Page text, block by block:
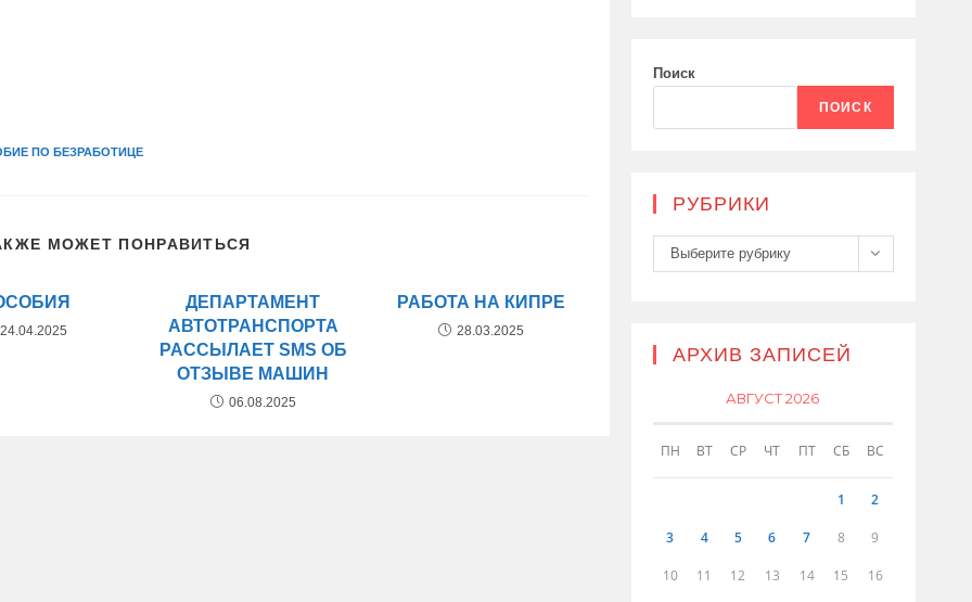
ПО БЕЗРАБОТИЦЕ
МОЖЕТ ПОНРАВИТЬСЯ
24.04.2025
ДЕПАРТАМЕНТ
АВТОТРАНСПОРТА
РАССЫЛАЕТ SMS ОБ
ОТЗЫВЕ МАШИН
06.08.2025
РАБОТА НА КИПРЕ
28.03.2025
Поиск
ПОИСК
РУБРИКИ
Рубрики
Выберите рубрику
АРХИВ ЗАПИСЕЙ
АВГУСТ 2026
ПН ВТ СР ЧТ ПТ СБ ВС
1 2
3 4 5 6 7 8 9
10 11 12 13 14 15 16